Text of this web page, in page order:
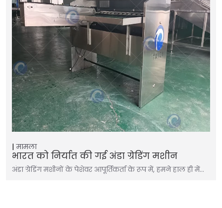
मामला
भारत को निर्यात की गई अंडा ग्रेडिंग मशीन
अंडा ग्रेडिंग मशीनों के पेशेवर आपूर्तिकर्ता के रूप में, हमने हाल ही में…